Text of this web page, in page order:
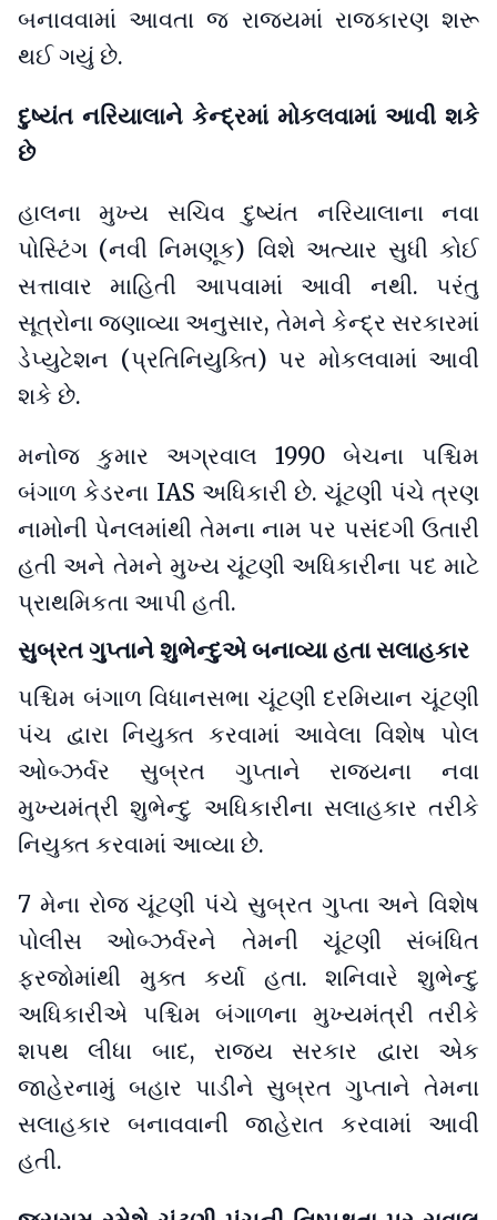
બનાવવામાં આવતા જ રાજ્યમાં રાજકારણ શરૂ
થઈ ગયું છે.
દુષ્યંત નરિયાલાને કેન્દ્રમાં મોકલવામાં આવી શકે
છે
હાલના મુખ્ય સચિવ દુષ્યંત નરિયાલાના નવા
પોસ્ટિંગ (નવી નિમણૂક) વિશે અત્યાર સુધી કોઈ
સત્તાવાર માહિતી આપવામાં આવી નથી. પરંતુ
સૂત્રોના જણાવ્યા અનુસાર, તેમને કેન્દ્ર સરકારમાં
ડેપ્યુટેશન (પ્રતિનિયુક્તિ) પર મોકલવામાં આવી
શકે છે.
મનોજ કુમાર અગ્રવાલ 1990 બેચના પશ્ચિમ
બંગાળ કેડરના IAS અધિકારી છે. ચૂંટણી પંચે ત્રણ
નામોની પેનલમાંથી તેમના નામ પર પસંદગી ઉતારી
હતી અને તેમને મુખ્ય ચૂંટણી અધિકારીના પદ માટે
પ્રાથમિકતા આપી હતી.
સુબ્રત ગુપ્તાને શુભેન્દુએ બનાવ્યા હતા સલાહકાર
પશ્ચિમ બંગાળ વિધાનસભા ચૂંટણી દરમિયાન ચૂંટણી
પંચ દ્વારા નિયુક્ત કરવામાં આવેલા વિશેષ પોલ
ઓબ્ઝર્વર સુબ્રત ગુપ્તાને રાજ્યના નવા
મુખ્યમંત્રી શુભેન્દુ અધિકારીના સલાહકાર તરીકે
નિયુક્ત કરવામાં આવ્યા છે.
7 મેના રોજ ચૂંટણી પંચે સુબ્રત ગુપ્તા અને વિશેષ
પોલીસ ઓબ્ઝર્વરને તેમની ચૂંટણી સંબંધિત
ફરજોમાંથી મુક્ત કર્યા હતા. શનિવારે શુભેન્દુ
અધિકારીએ પશ્ચિમ બંગાળના મુખ્યમંત્રી તરીકે
શપથ લીધા બાદ, રાજ્ય સરકાર દ્વારા એક
જાહેરનામું બહાર પાડીને સુબ્રત ગુપ્તાને તેમના
સલાહકાર બનાવવાની જાહેરાત કરવામાં આવી
હતી.